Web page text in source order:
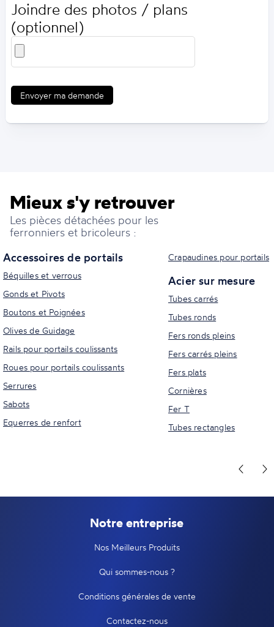
Joindre des photos / plans
(optionnel)
Envoyer ma demande
Mieux s'y retrouver
Les pièces détachées pour les
ferronniers et bricoleurs :
Accessoires de portails
Béquilles et verrous
Gonds et Pivots
Boutons et Poignées
Olives de Guidage
Rails pour portails coulissants
Roues pour portails coulissants
Serrures
Sabots
Equerres de renfort
Crapaudines pour portails
Acier sur mesure
Tubes carrés
Tubes ronds
Fers ronds pleins
Fers carrés pleins
Fers plats
Cornières
Fer T
Tubes rectangles
Notre entreprise
Nos Meilleurs Produits
Qui sommes-nous ?
Conditions générales de vente
Contactez-nous